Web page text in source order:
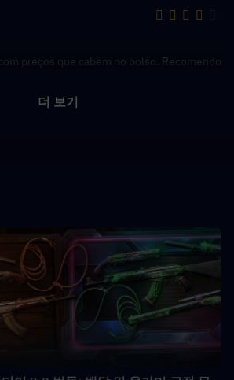
preços que cabem no bolso. Recomendo
더 보기